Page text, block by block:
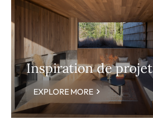
Inspiration de projet
EXPLORE MORE